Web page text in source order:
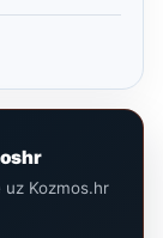
Kozmos.hr